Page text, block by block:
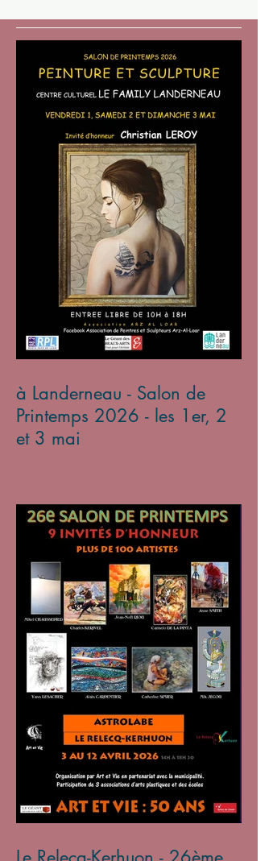
à Landerneau - Salon de
Printemps 2026 - les 1er, 2
et 3 mai